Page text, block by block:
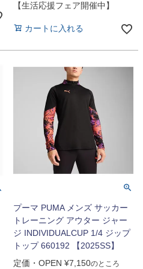
【生活応援フェア開催中】
カートに入れる
プーマ PUMA メンズ サッカー
トレーニング アウター ジャー
ジ INDIVIDUALCUP 1/4 ジップ
トップ 660192 【2025SS】
定価・OPEN ¥7,150のところ